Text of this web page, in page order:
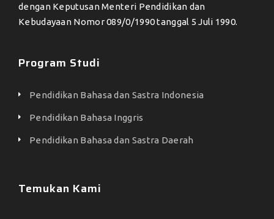
dengan Keputusan Menteri Pendidikan dan
Kebudayaan Nomor 089/0/1990 tanggal 5 Juli 1990.
Program Studi
Pendidikan Bahasa dan Sastra Indonesia
Pendidikan Bahasa Inggris
Pendidikan Bahasa dan Sastra Daerah
Temukan Kami